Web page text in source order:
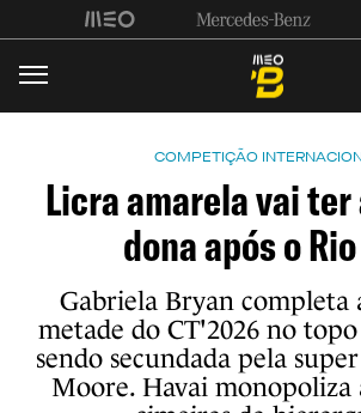
COMPETIÇÃO
Licra amarela vai ter
dona após o
Gabriela Bryan completa
metade do CT'2026 no
sendo secundada pela
Moore. Havai monopoliza